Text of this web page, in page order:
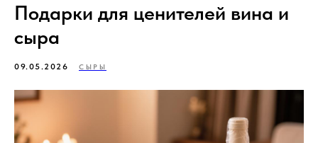
Подарки для ценителей вина и
сыра
09.05.2026 СЫРЫ